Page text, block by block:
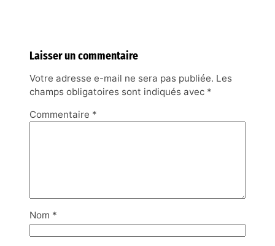
Laisser un commentaire
Votre adresse e-mail ne sera pas publiée. Les
champs obligatoires sont indiqués avec *
Commentaire *
Nom *